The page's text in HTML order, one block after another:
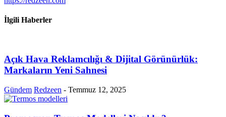
İlgili Haberler
Açık Hava Reklamcılığı & Dijital Görünürlük:
Markaların Yeni Sahnesi
Gündem Redzeen - Temmuz 12, 2025